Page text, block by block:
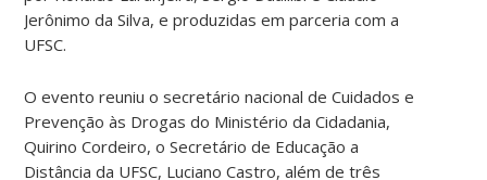
Jerônimo da Silva, e produzidas em parceria com a
UFSC.
O evento reuniu o secretário nacional de Cuidados e
Prevenção às Drogas do Ministério da Cidadania,
Quirino Cordeiro, o Secretário de Educação a
Distância da UFSC, Luciano Castro, além de três